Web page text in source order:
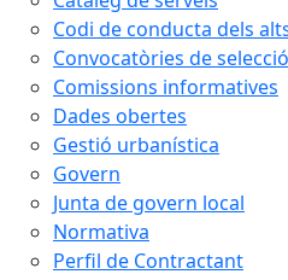
Codi de conducta dels
Convocatòries de
Comissions informatives
Dades obertes
Gestió urbanística
Govern
Junta de govern local
Normativa
Perfil de Contractant